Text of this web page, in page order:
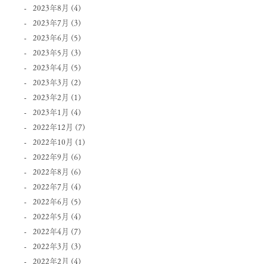
2023年8月 (4)
2023年7月 (3)
2023年6月 (5)
2023年5月 (3)
2023年4月 (5)
2023年3月 (2)
2023年2月 (1)
2023年1月 (4)
2022年12月 (7)
2022年10月 (1)
2022年9月 (6)
2022年8月 (6)
2022年7月 (4)
2022年6月 (5)
2022年5月 (4)
2022年4月 (7)
2022年3月 (3)
2022年2月 (4)